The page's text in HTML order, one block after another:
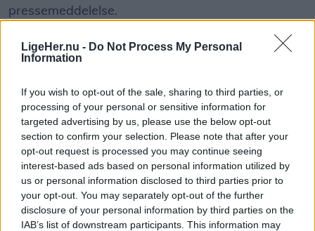
LigeHer.nu - Do Not Process My Personal
Information
If you wish to opt-out of the sale, sharing to third parties, or
processing of your personal or sensitive information for
targeted advertising by us, please use the below opt-out
section to confirm your selection. Please note that after your
opt-out request is processed you may continue seeing
interest-based ads based on personal information utilized by
us or personal information disclosed to third parties prior to
your opt-out. You may separately opt-out of the further
disclosure of your personal information by third parties on the
IAB’s list of downstream participants. This information may
pressemeddelelse.
- Vi er meget stolte, glade og taknemmelige for
den generøse bevilling fra Den A.P. Møllerske
Støttefond. Det er en kæmpe anerkendelse af den
indsats, vores medarbejdere hver dag yder for at
skabe en skole, hvor alle elever kan lykkes og
udvikle sig.
- Det betyder, at vi kan videreudvikle Vesterbølle
Efterskole på en måned, hvor skolens vision om en
mere praktisk, inkluderende og udviklende bolig
Vis mere
Del artikel